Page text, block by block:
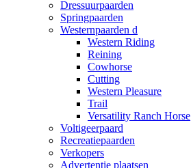
Dressuurpaarden
Springpaarden
Westernpaarden d
Western Riding
Reining
Cowhorse
Cutting
Western Pleasure
Trail
Versatility Ranch Horse
Voltigeerpaard
Recreatiepaarden
Verkopers
Advertentie plaatsen